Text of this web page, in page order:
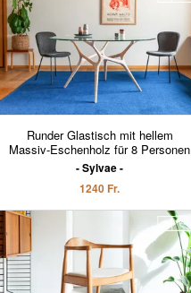
Runder Glastisch mit hellem
Massiv-Eschenholz für 8 Personen
Sylvae
1240 Fr.